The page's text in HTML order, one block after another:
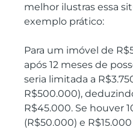
melhor ilustras essa
exemplo prático:
Para um imóvel de
após 12 meses de
seria limitada a
R$500.000),
R$45.000. Se houver
(R$50.000) e